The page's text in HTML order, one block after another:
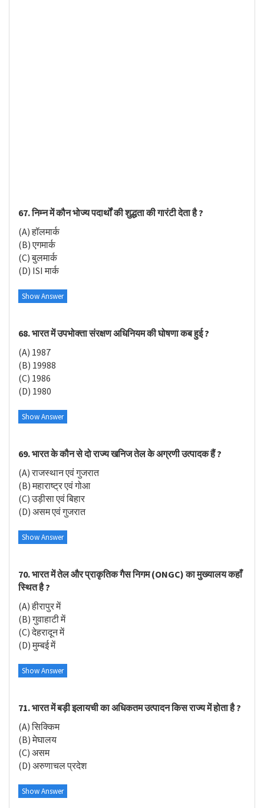
67. निम्न में कौन भोज्य पदार्थों की शुद्धता की गारंटी देता है ?
(A) हॉलमार्क
(B) एगमार्क
(C) बुलमार्क
(D) ISI मार्क
Show Answer
68. भारत में उपभोक्ता संरक्षण अधिनियम की घोषणा कब हुई ?
(A) 1987
(B) 19988
(C) 1986
(D) 1980
Show Answer
69. भारत के कौन से दो राज्य खनिज तेल के अग्रणी उत्पादक हैं ?
(A) राजस्थान एवं गुजरात
(B) महाराष्ट्र एवं गोआ
(C) उड़ीसा एवं बिहार
(D) असम एवं गुजरात
Show Answer
70. भारत में तेल और प्राकृतिक गैस निगम (ONGC) का मुख्यालय कहाँ
स्थित है ?
(A) हीरापुर में
(B) गुवाहाटी में
(C) देहरादून में
(D) मुम्बई में
Show Answer
71. भारत में बड़ी इलायची का अधिकतम उत्पादन किस राज्य में होता है ?
(A) सिक्किम
(B) मेघालय
(C) असम
(D) अरुणाचल प्रदेश
Show Answer